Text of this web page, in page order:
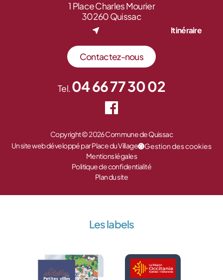
1 Place Charles Mourier
30260 Quissac
Itinéraire
Contactez-nous
Tel.04 66 77 30 02
Copyright © 2026 Commune de Quissac
Un site web développé par Place du Village
Gestion des cookies
Mentions légales
Politique de confidentialité
Plan du site
Les labels